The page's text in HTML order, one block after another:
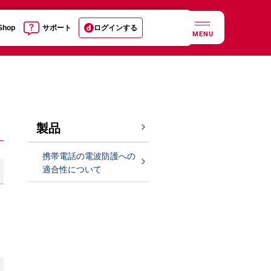
サポート ログインする
MENU
製品
携帯電話の電波防護への
適合性について